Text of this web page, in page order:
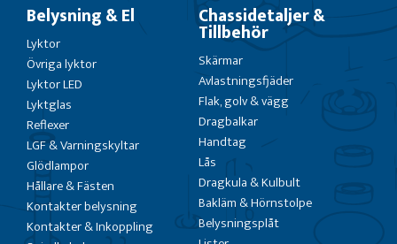
Belysning & El
Lyktor
Övriga lyktor
Lyktor LED
Lyktglas
Reflexer
LGF & Varningskyltar
Glödlampor
Hållare & Fästen
Kontakter belysning
Kontakter & Inkoppling
Chassidetaljer &
Tillbehör
Skärmar
Avlastningsfjäder
Flak, golv & vägg
Dragbalkar
Handtag
Lås
Dragkula & Kulbult
Bakläm & Hörnstolpe
Belysningsplåt